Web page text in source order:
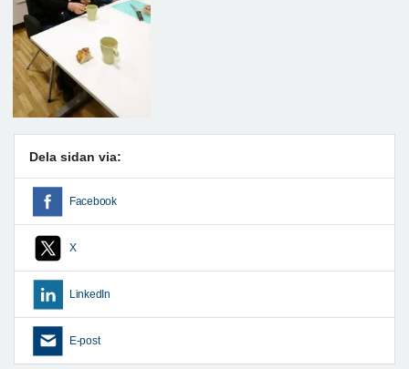
Dela sidan via:
Facebook
X
LinkedIn
E-post